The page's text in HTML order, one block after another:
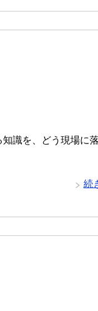
識を、どう現場に
続